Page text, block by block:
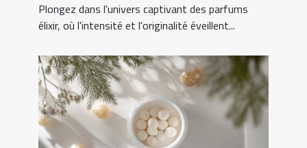
Plongez dans l'univers captivant des parfums
élixir, où l'intensité et l'originalité éveillent...